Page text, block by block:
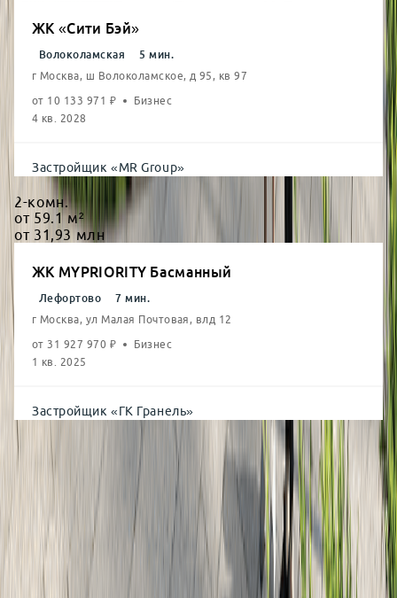
ЖК «Сити Бэй»
Волоколамская 5 мин.
г Москва, ш Волоколамское, д 95, кв 97
от 10 133 971 ₽
Бизнес
4 кв. 2028
Застройщик «MR Group»
2-комн.
от 59.1 м²
от 31,93 млн
ЖК MYPRIORITY Басманный
Лефортово 7 мин.
г Москва, ул Малая Почтовая, влд 12
от 31 927 970 ₽
Бизнес
1 кв. 2025
Застройщик «ГК Гранель»
СК Мята
Выбрать квартиру
Главная